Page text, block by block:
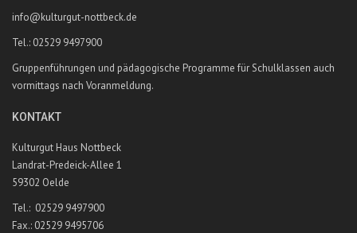
info@kulturgut-nottbeck.de
Tel.: 02529 9497900
Gruppenführungen und pädagogische Programme für Schulklassen auch
vormittags nach Voranmeldung.
KONTAKT
Kulturgut Haus Nottbeck
Landrat-Predeick-Allee 1
59302 Oelde
Tel.: 02529 9497900
Fax.: 02529 9495706